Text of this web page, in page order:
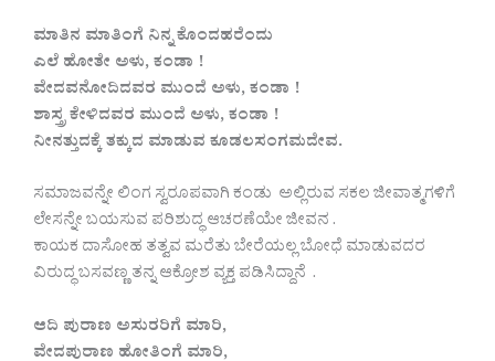
ಮಾತಿನ ಮಾತಿಂಗೆ ನಿನ್ನ ಕೊಂದಹರೆಂದು
ಎಲೆ ಹೋತೇ ಅಳು, ಕಂಡಾ !
ವೇದವನೋದಿದವರ ಮುಂದೆ ಅಳು, ಕಂಡಾ !
ಶಾಸ್ತ್ರ ಕೇಳಿದವರ ಮುಂದೆ ಅಳು, ಕಂಡಾ !
ನೀನತ್ತುದಕ್ಕೆ ತಕ್ಕುದ ಮಾಡುವ ಕೂಡಲಸಂಗಮದೇವ.
ಸಮಾಜವನ್ನೇ ಲಿಂಗ ಸ್ವರೂಪವಾಗಿ ಕಂಡು ಅಲ್ಲಿರುವ ಸಕಲ ಜೀವಾತ್ಮಗಳಿಗೆ
ಲೇಸನ್ನೇ ಬಯಸುವ ಪರಿಶುದ್ಧ ಆಚರಣೆಯೇ ಜೀವನ .
ಕಾಯಕ ದಾಸೋಹ ತತ್ವವ ಮರೆತು ಬೇರೆಯಲ್ಲ ಬೋಧೆ ಮಾಡುವದರ
ವಿರುದ್ಧ ಬಸವಣ್ಣ ತನ್ನ ಆಕ್ರೋಶ ವ್ಯಕ್ತ ಪಡಿಸಿದ್ದಾನೆ .
ಆದಿ ಪುರಾಣ ಅಸುರರಿಗೆ ಮಾರಿ,
ವೇದಪುರಾಣ ಹೋತಿಂಗೆ ಮಾರಿ,